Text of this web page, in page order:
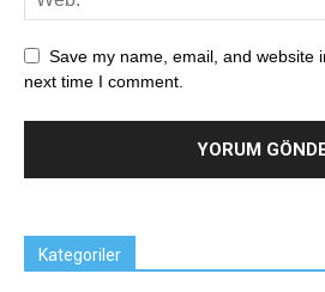
Save my name, email, and website
next time I comment.
Kategoriler